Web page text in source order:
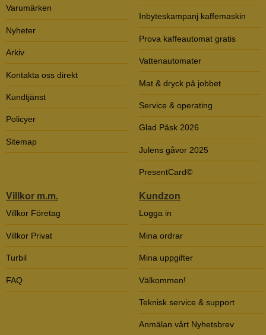
Varumärken
Nyheter
Arkiv
Kontakta oss direkt
Kundtjänst
Policyer
Sitemap
Inbyteskampanj kaffemaskin
Prova kaffeautomat gratis
Vattenautomater
Mat & dryck på jobbet
Service & operating
Glad Påsk 2026
Julens gåvor 2025
PresentCard©
Villkor m.m.
Villkor Företag
Villkor Privat
Turbil
FAQ
Kundzon
Logga in
Mina ordrar
Mina uppgifter
Välkommen!
Teknisk service & support
Anmälan vårt Nyhetsbrev